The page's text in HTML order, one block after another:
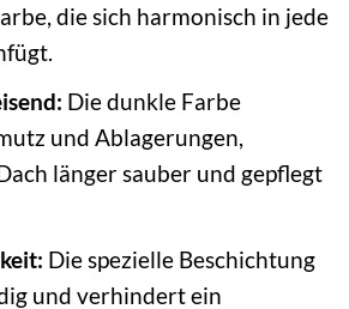
die sich harmonisch in jede
Die dunkle Farbe
und Ablagerungen,
länger sauber und gepflegt
Die spezielle Beschichtung
und verhindert ein